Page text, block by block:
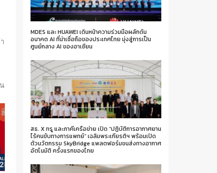
MDES และ HUAWEI เดินหน้าความร่วมมือผลักดัน
อนาคต AI ที่น่าเชื่อถือของประเทศไทย มุ่งสู่การเป็น
ศูนย์กลาง AI ของอาเซียน
สธ. X ทรู และภาคีเครือข่าย เปิด “ปฏิบัติการอากาศยาน
ไร้คนขับทางการแพทย์” เฉลิมพระเกียรติฯ พร้อมเปิด
ตัวนวัตกรรม SkyBridge แพลตฟอร์มขนส่งทางอากาศ
อัตโนมัติ ครั้งแรกของไทย